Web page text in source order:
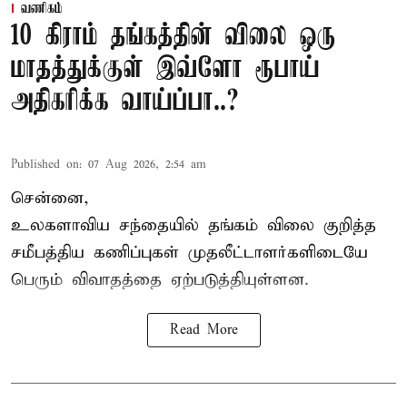
வணிகம்
10 கிராம் தங்கத்தின் விலை ஒரு
மாதத்துக்குள் இவ்ளோ ரூபாய்
அதிகரிக்க வாய்ப்பா..?
Published on: 07 Aug 2026, 2:54 am
சென்னை,
உலகளாவிய சந்தையில் தங்கம் விலை குறித்த
சமீபத்திய கணிப்புகள் முதலீட்டாளர்களிடையே
பெரும் விவாதத்தை ஏற்படுத்தியுள்ளன.
Read More